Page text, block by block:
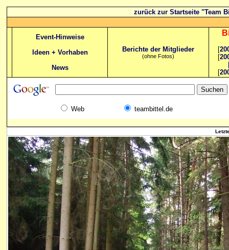
zurück zur Startseite "Team
Event-Hinweise
Ideen + Vorhaben
News
Berichte der Mitglieder
(ohne Fotos)
[
[
[
Web teambittel.de